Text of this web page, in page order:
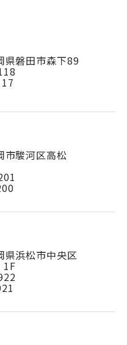
県磐田市森下89
市駿河区高松
県浜松市中央区
1F